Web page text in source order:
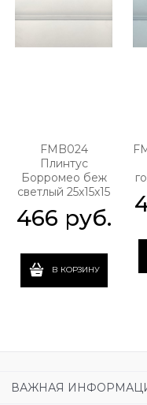
FMB024
Плинтус
Борромео беж
светлый 25x15x15
466 руб.
В КОРЗИНУ
ВАЖНАЯ